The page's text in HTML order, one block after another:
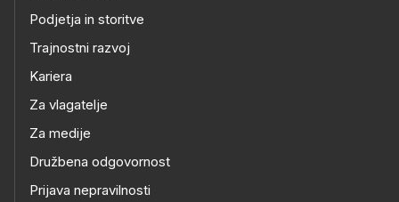
Podjetja in storitve
Trajnostni razvoj
Kariera
Za vlagatelje
Za medije
Družbena odgovornost
Prijava nepravilnosti